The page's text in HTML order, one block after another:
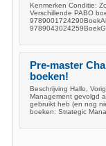
Kenmerken Conditie:
Verschillende PABO
Pre-master
boeken!
Beschrijving Hallo,
Management gevolgd
gebruikt heb (en nog
boeken: Strategic